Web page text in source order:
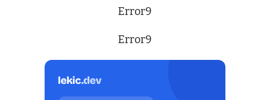
Error9
Error9